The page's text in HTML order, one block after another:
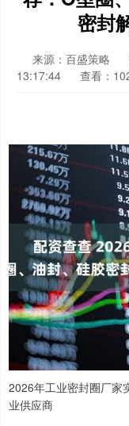
密封
来源：百盛策略
13:17:44
查看：
2026年工业密封圈厂家
业供应商